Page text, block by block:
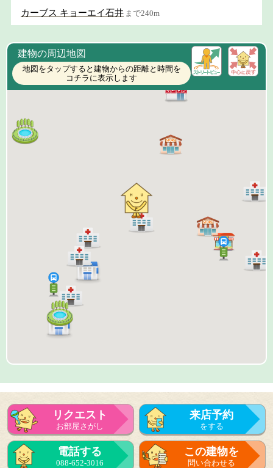
カーブス キョーエイ石井 まで240m
建物の周辺地図
地図をタップすると建物からの距離と時間を
コチラに表示します
リクエスト
お部屋さがし
来店予約
をする
来店予約
をする
電話する
088-652-3016
この建物を
問い合わせる